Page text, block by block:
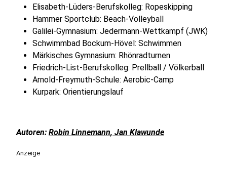
Elisabeth-Lüders-Berufskolleg: Ropeskipping
Hammer Sportclub: Beach-Volleyball
Galilei-Gymnasium: Jedermann-Wettkampf (JWK)
Schwimmbad Bockum-Hövel: Schwimmen
Märkisches Gymnasium: Rhönradturnen
Friedrich-List-Berufskolleg: Prellball / Völkerball
Arnold-Freymuth-Schule: Aerobic-Camp
Kurpark: Orientierungslauf
Autoren: Robin Linnemann, Jan Klawunde
Anzeige